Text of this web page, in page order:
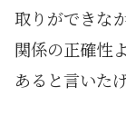
取りができな
関係の正確性
あると言いたげ